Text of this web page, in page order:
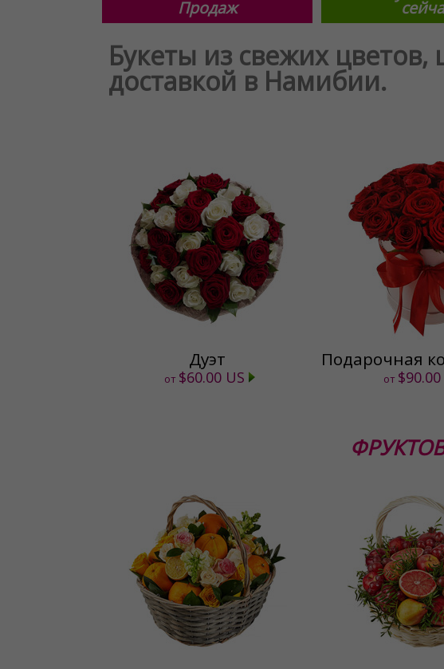
Продаж
Букеты из свежих
доставкой в Намибии.
Дуэт
от $60.00 US от $90.00